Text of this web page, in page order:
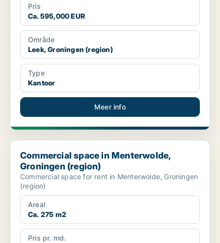
Pris
Ca. 595,000 EUR
Område
Leek, Groningen (region)
Type
Kantoor
Meer info
Commercial space in Menterwolde, Groningen (region)
Commercial space in Menterwolde,
Groningen (region)
Commercial space for rent in Menterwolde, Groningen
(region)
Areal
Ca. 275 m2
Pris pr. md.